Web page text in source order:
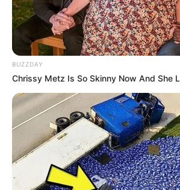
BUZZDAY
Chrissy Metz Is So Skinny Now And She